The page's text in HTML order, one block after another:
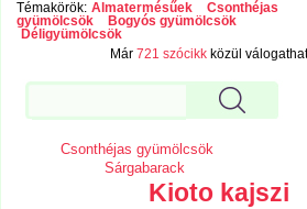
Témakörök: Almatermésűek
Csonthéjas
gyümölcsök
Bogyós gyümölcsök
Déligyümölcsök
Már721 szócikk közül
Csonthéjas gyümölcsök
Sárgabarack
Kioto kajszi